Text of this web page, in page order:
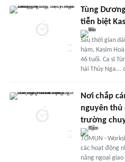
Tùng
tiễn biệt
Sau thời gian
hàm, Kasim
46 tuổi. Ca sĩ
hài Thúy Nga...
Nơi chắp
nguyên thủ
trường
TOMUN -
các hoạt động
năng ngoại